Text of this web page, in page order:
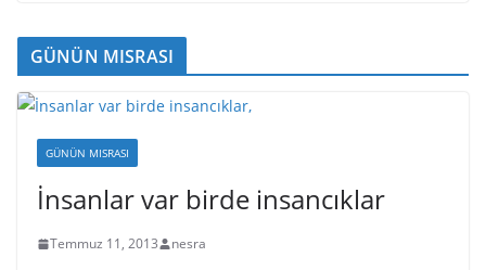
GÜNÜN MISRASI
GÜNÜN MISRASI
İnsanlar var birde insancıklar
Temmuz 11, 2013 nesra